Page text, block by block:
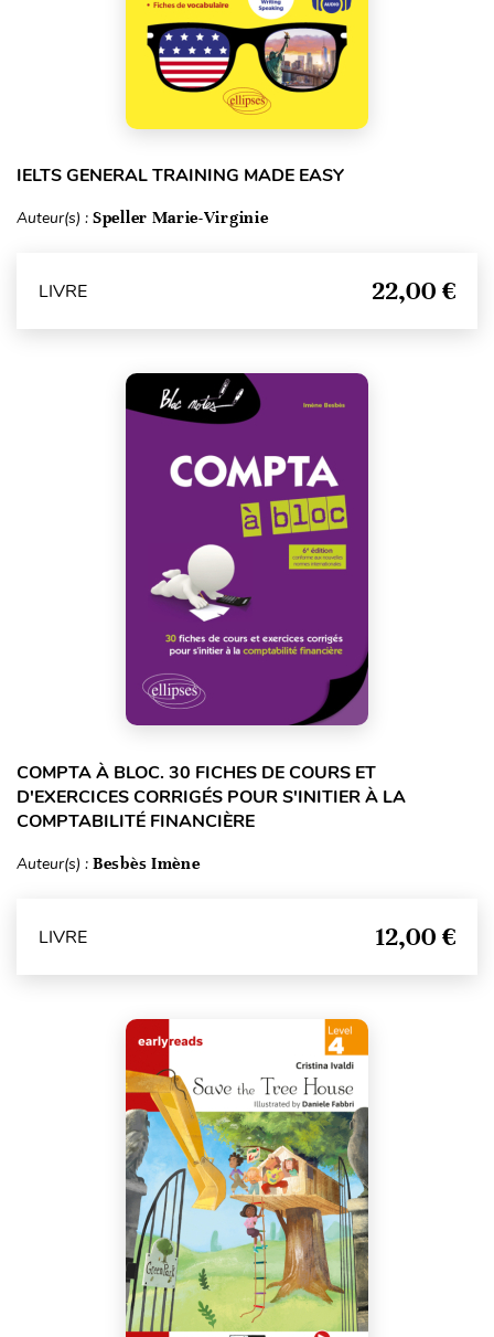
IELTS GENERAL TRAINING MADE EASY
Auteur(s) : Speller Marie-Virginie
LIVRE 22,00 €
COMPTA À BLOC. 30 FICHES DE COURS ET
D'EXERCICES CORRIGÉS POUR S'INITIER À LA
COMPTABILITÉ FINANCIÈRE
Auteur(s) : Besbès Imène
LIVRE 12,00 €